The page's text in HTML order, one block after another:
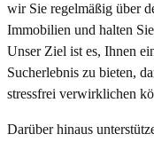
wir Sie regelmäßig über
Immobilien und halten
Unser Ziel ist es, Ihnen
Sucherlebnis zu bieten,
stressfrei verwirklichen
Darüber hinaus